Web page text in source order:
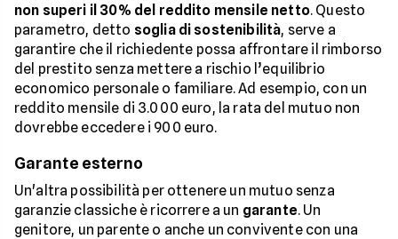
non superi il 30% del reddito mensile netto. Questo
parametro, detto soglia di sostenibilità, serve a
garantire che il richiedente possa affrontare il rimborso
del prestito senza mettere a rischio l’equilibrio
economico personale o familiare. Ad esempio, con un
reddito mensile di 3.000 euro, la rata del mutuo non
dovrebbe eccedere i 900 euro.
Garante esterno
Un'altra possibilità per ottenere un mutuo senza
garanzie classiche è ricorrere a un garante. Un
genitore, un parente o anche un convivente con una